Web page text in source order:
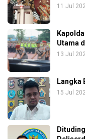
11 Jul
Utama
13 Jul
Langka
15 Jul